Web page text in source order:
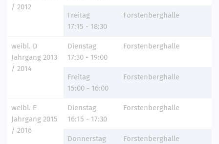
/ 2012
Freitag
17:15 - 18:30
Forstenberghalle
weibl. D
Jahrgang 2013
/ 2014
Dienstag
17:30 - 19:00
Forstenberghalle
Freitag
15:00 - 16:00
Forstenberghalle
weibl. E
Jahrgang 2015
/ 2016
Dienstag
16:15 - 17:30
Forstenberghalle
Donnerstag
Forstenberghalle